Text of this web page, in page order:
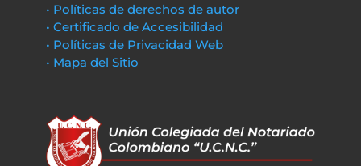
• Políticas de derechos de autor
• Certificado de Accesibilidad
• Políticas de Privacidad Web
• Mapa del Sitio